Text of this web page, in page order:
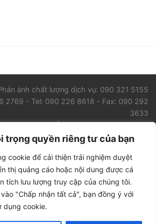
trọng quyền riêng tư của bạn
cookie để cải thiện trải nghiệm duyệt
thị quảng cáo hoặc nội dung được cá
tích lưu lượng truy cập của chúng tôi.
"Chấp nhận tất cả", bạn đồng ý với
dụng cookie.
ánh chất lượng dịch vụ: 090 321 5155
2769 - Tel: 090 226 8618 - Fax: 090 292
3633
| vietnam@worldcourier.vn
TẢI
TIN TỨC LIÊN HỆ
Nam:Bưu vận Quốc tế Nội địa Đông
25 Ngõ 81 Láng Hạ, Phường Giảng Võ,
Số 87 Đường A4 (K300), Phường Bảy